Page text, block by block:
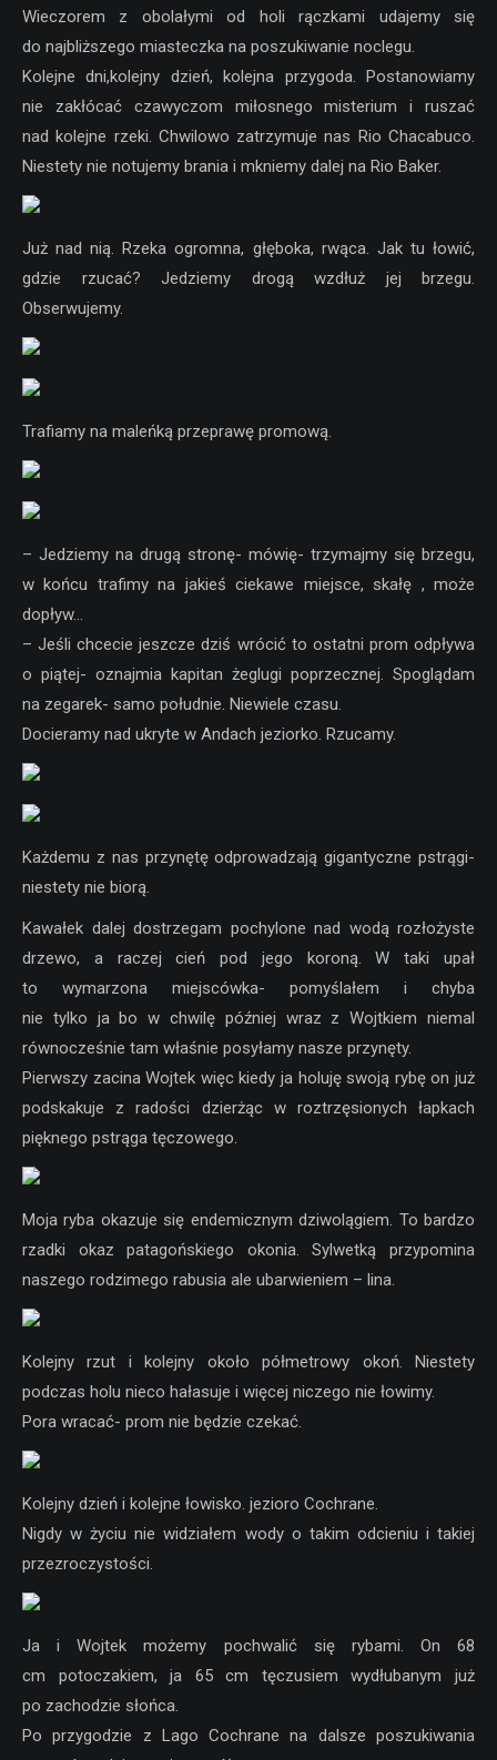
Wieczorem z obolałymi od holi rączkami udajemy się
do najbliższego miasteczka na poszukiwanie noclegu.
Kolejne dni,kolejny dzień, kolejna przygoda. Postanowiamy
nie zakłócać czawyczom miłosnego misterium i ruszać
nad kolejne rzeki. Chwilowo zatrzymuje nas Rio Chacabuco.
Niestety nie notujemy brania i mkniemy dalej na Rio Baker.
Już nad nią. Rzeka ogromna, głęboka, rwąca. Jak tu łowić,
gdzie rzucać? Jedziemy drogą wzdłuż jej brzegu.
Obserwujemy.
Trafiamy na maleńką przeprawę promową.
– Jedziemy na drugą stronę- mówię- trzymajmy się brzegu,
w końcu trafimy na jakieś ciekawe miejsce, skałę , może
dopływ…
– Jeśli chcecie jeszcze dziś wrócić to ostatni prom odpływa
o piątej- oznajmia kapitan żeglugi poprzecznej. Spoglądam
na zegarek- samo południe. Niewiele czasu.
Docieramy nad ukryte w Andach jeziorko. Rzucamy.
Każdemu z nas przynętę odprowadzają gigantyczne pstrągi-
niestety nie biorą.
Kawałek dalej dostrzegam pochylone nad wodą rozłożyste
drzewo, a raczej cień pod jego koroną. W taki upał
to wymarzona miejscówka- pomyślałem i chyba
nie tylko ja bo w chwilę później wraz z Wojtkiem niemal
równocześnie tam właśnie posyłamy nasze przynęty.
Pierwszy zacina Wojtek więc kiedy ja holuję swoją rybę on już
podskakuje z radości dzierżąc w roztrzęsionych łapkach
pięknego pstrąga tęczowego.
Moja ryba okazuje się endemicznym dziwolągiem. To bardzo
rzadki okaz patagońskiego okonia. Sylwetką przypomina
naszego rodzimego rabusia ale ubarwieniem – lina.
Kolejny rzut i kolejny około półmetrowy okoń. Niestety
podczas holu nieco hałasuje i więcej niczego nie łowimy.
Pora wracać- prom nie będzie czekać.
Kolejny dzień i kolejne łowisko. jezioro Cochrane.
Nigdy w życiu nie widziałem wody o takim odcieniu i takiej
przezroczystości.
Ja i Wojtek możemy pochwalić się rybami. On 68
cm potoczakiem, ja 65 cm tęczusiem wydłubanym już
po zachodzie słońca.
Po przygodzie z Lago Cochrane na dalsze poszukiwania